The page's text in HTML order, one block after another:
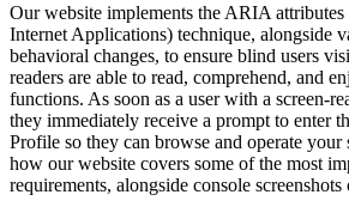
Our website implements the ARIA
Internet Applications) technique, alongside
behavioral changes, to ensure blind users
readers are able to read, comprehend, and
functions. As soon as a user with a screen-
they immediately receive a prompt to enter
Profile so they can browse and operate your
how our website covers some of the most
requirements, alongside console